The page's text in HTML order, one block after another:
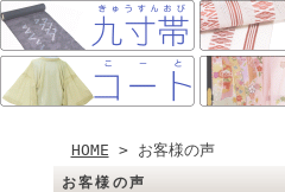
HOME > お客様の声
お客様の声